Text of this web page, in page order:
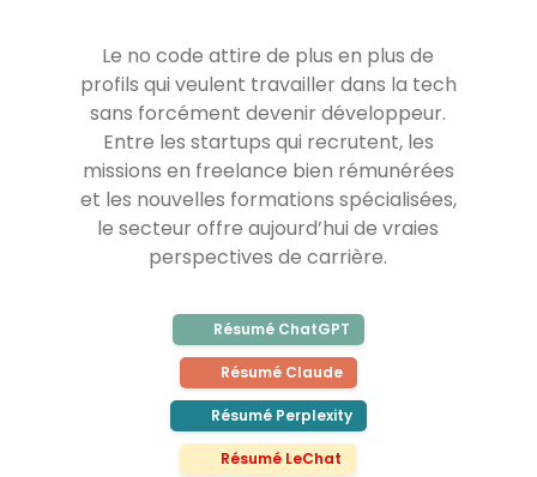
Le no code attire de plus en plus de
profils qui veulent travailler dans la tech
sans forcément devenir développeur.
Entre les startups qui recrutent, les
missions en freelance bien rémunérées
et les nouvelles formations spécialisées,
le secteur offre aujourd’hui de vraies
perspectives de carrière.
Résumé ChatGPT
Résumé Claude
Résumé Perplexity
Résumé LeChat